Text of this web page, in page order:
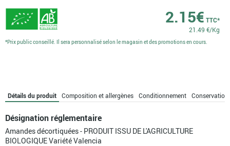
2.15€ TTC*
21.49 €/Kg
*Prix public conseillé. Il sera personnalisé selon le magasin et des promotions en cours.
Détails du produit Composition et allergènes Conditionnement Conservation
Désignation réglementaire
Amandes décortiquées - PRODUIT ISSU DE L'AGRICULTURE
BIOLOGIQUE Variété Valencia